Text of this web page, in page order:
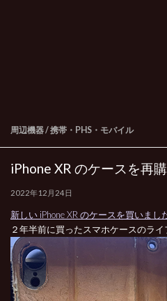
周辺機器/携帯・PHS・モバイル
iPhone XR のケースを再
2022年12月24日
新しい iPhone XR のケースを買いまし
２年半前に買ったスマホケースのライ